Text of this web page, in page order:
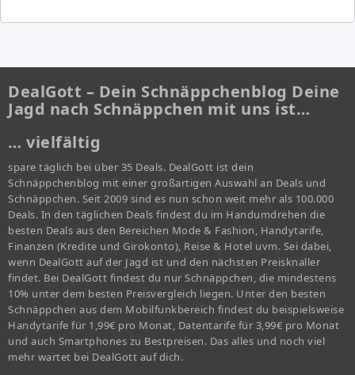
DealGott – Dein Schnäppchenblog Deine
Jagd nach Schnäppchen mit uns ist…
… vielfältig
spare täglich bei über 35 Deals. DealGott ist dein
Schnäppchenblog mit einer großartigen Auswahl an Deals und
Schnäppchen. Seit 2009 sind es nun schon weit mehr als 100.000
Deals. In den täglichen Deals findest du im Handumdrehen die
besten Deals aus den Bereichen Mode & Fashion, Handytarife,
Finanzen (Kredite und Girokonto), Reise & Hotel uvm. Sei dabei,
wenn DealGott auf der Jagd ist und den nächsten Preisknaller
findet. Bei DealGott findest du nur Schnäppchen, die mindestens
10% unter dem besten Preisvergleich liegen. Unter den besten
Schnäppchen aus dem Mobilfunkbereich findest du beispielsweise
Handytarife für 1,99€ pro Monat, Datentarife für 3,99€ pro Monat
und auch Smartphones zu Bestpreisen. Das alles und noch viel
mehr wartet bei DealGott auf dich.